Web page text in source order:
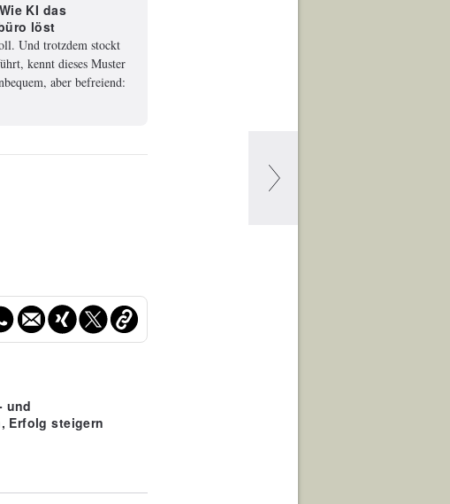
KI das
löst
Und trotzdem stockt
kennt dieses Muster
aber befreiend:
und
Erfolg steigern